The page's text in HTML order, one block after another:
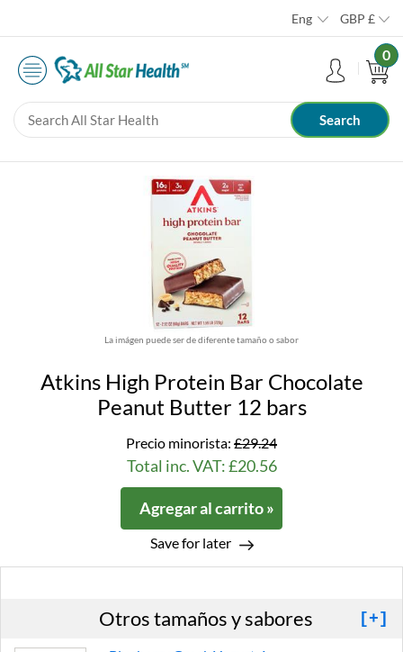
Eng GBP £
0
La imágen puede ser de diferente tamaño o sabor
Atkins High Protein Bar Chocolate
Peanut Butter 12 bars
Precio minorista: £29.24
Total inc. VAT: £20.56
Agregar al carrito »
Save for later
Otros tamaños y sabores [+]